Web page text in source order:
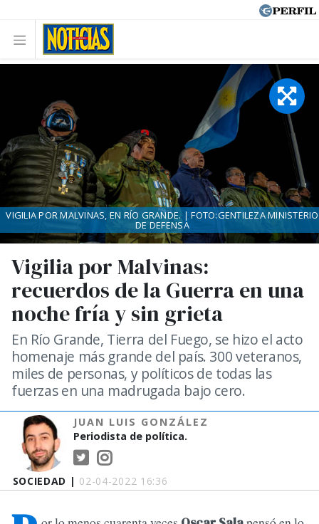
SOCIEDAD | 02-04-2022 16:36
Vigilia por Malvinas:
recuerdos de la Guerra en una
noche fría y sin grieta
En Río Grande, Tierra del Fuego, se hizo el acto
homenaje más grande del país. 300 veteranos,
miles de personas, y políticos de todas las
fuerzas en una madrugada bajo cero.
JUAN LUIS GONZÁLEZ
Periodista de política.
VIGILIA POR MALVINAS, EN RÍO GRANDE. | FOTO:GENTILEZA MINISTERIO
DE DEFENSA